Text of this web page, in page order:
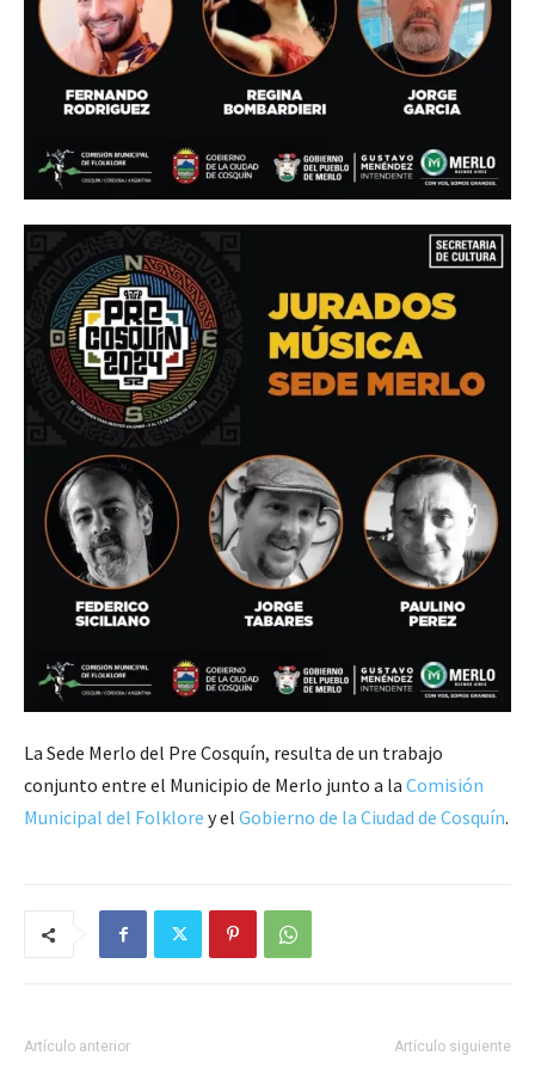
La Sede Merlo del Pre Cosquín, resulta de un trabajo
conjunto entre el Municipio de Merlo junto a la Comisión
Municipal del Folklore y el Gobierno de la Ciudad de Cosquín.
Artículo anterior Artículo siguiente